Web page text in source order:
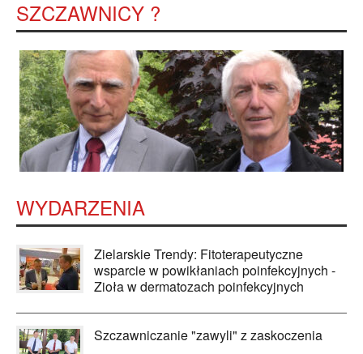
SZCZAWNICY ?
WYDARZENIA
Zielarskie Trendy: Fitoterapeutyczne
wsparcie w powikłaniach poinfekcyjnych -
Zioła w dermatozach poinfekcyjnych
Szczawniczanie "zawyli" z zaskoczenia